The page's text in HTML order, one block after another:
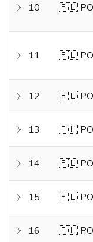
10 🇵🇱
11 🇵🇱
12 🇵🇱
13 🇵🇱
14 🇵🇱
15 🇵🇱
16 🇵🇱